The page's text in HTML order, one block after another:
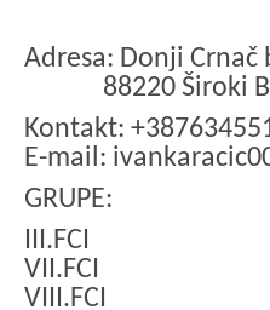
Adresa: Donji Crnač
88220 Široki
Kontakt:
E-mail:
GRUPE:
III.FCI
VII.FCI
VIII.FCI